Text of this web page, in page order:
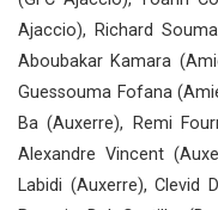
Ajaccio), Richard
Aboubakar Kamara
Guessouma Fofana
Ba (Auxerre), Remi
Alexandre Vincent
Labidi (Auxerre), Clevid